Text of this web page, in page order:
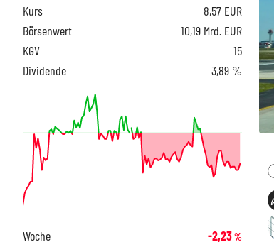
Kurs 8,57 EUR
Börsenwert
10,19 Mrd. EUR
KGV
15
Dividende
3,89 %
Woche -2,23%